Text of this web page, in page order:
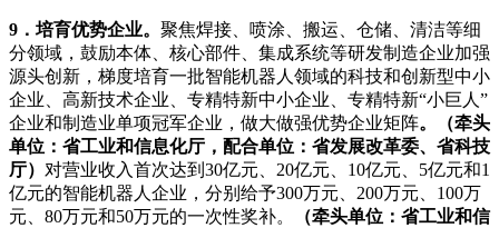
9．培育优势企业。 聚焦焊接、喷涂、搬运、仓储、清洁等细
分领域，鼓励本体、核心部件、集成系统等研发制造企业加强
源头创新，梯度培育一批智能机器人领域的科技和创新型中小
企业、高新技术企业、专精特新中小企业、专精特新“小巨人”
企业和制造业单项冠军企业，做大做强优势企业矩阵。（牵头
单位：省工业和信息化厅，配合单位：省发展改革委、省科技
厅） 对营业收入首次达到30亿元、20亿元、10亿元、5亿元和1
亿元的智能机器人企业，分别给予300万元、200万元、100万
元、80万元和50万元的一次性奖补。
（牵头单位：省工业和信